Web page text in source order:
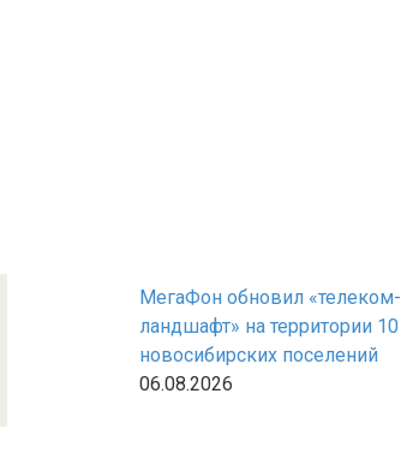
МегаФон обновил «телеком-
ландшафт» на территории 10
новосибирских поселений
06.08.2026